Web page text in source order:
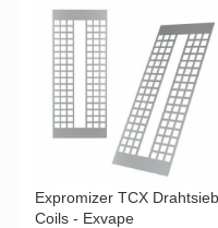
Expromizer TCX Drahtsieb
Coils - Exvape